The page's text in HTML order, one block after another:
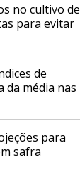
no cultivo de
para evitar
de
da média nas
para
safra